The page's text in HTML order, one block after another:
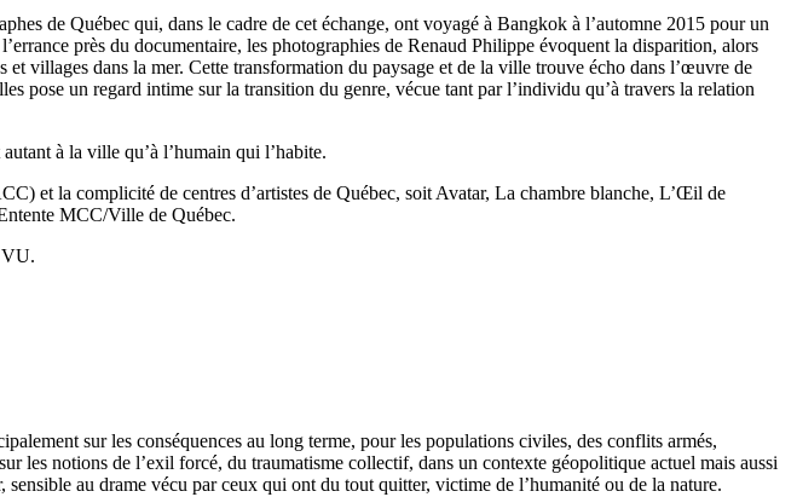
de Québec qui, dans le cadre de cet échange, ont voyagé à Bangkok à l’automne 2015 pour un
près du documentaire, les photographies de Renaud Philippe évoquent la disparition, alors
villages dans la mer. Cette transformation du paysage et de la ville trouve écho dans l’œuvre de
pose un regard intime sur la transition du genre, vécue tant par l’individu qu’à travers la relation
à la ville qu’à l’humain qui l’habite.
et la complicité de centres d’artistes de Québec, soit Avatar, La chambre blanche, L’Œil de
MCC/Ville de Québec.
VU.
sur les conséquences au long terme, pour les populations civiles, des conflits armés,
les notions de l’exil forcé, du traumatisme collectif, dans un contexte géopolitique actuel mais aussi
au drame vécu par ceux qui ont du tout quitter, victime de l’humanité ou de la nature.